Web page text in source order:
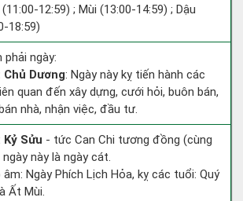
12:59) ; Mùi (13:00-14:59) ; Dậu
18:59)
phải ngày:
Chủ Dương: Ngày này kỵ tiến hành các
quan đến xây dựng, cưới hỏi, buôn bán,
nhà, nhận việc, đầu tư.
Kỷ Sửu - tức Can Chi tương đồng (cùng
ngày này là ngày cát.
âm: Ngày Phích Lịch Hỏa, kỵ các tuổi: Quý
Ất Mùi.